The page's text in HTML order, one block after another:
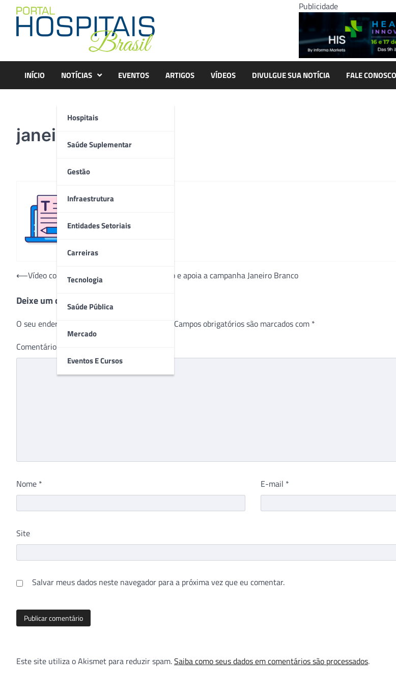
content
Publicidade
INÍCIO NOTÍCIAS
Hospitais
Saúde Suplementar
Gestão
Infraestrutura
Entidades Setoriais
Carreiras
Tecnologia
Saúde Pública
Mercado
Eventos E Cursos
EVENTOS ARTIGOS VÍDEOS DIVULGUE SUA NOTÍCIA FALE CONOSCO
janeiro
Navegação
Post
⟵Vídeo com ator Henri Castelli lança desafio e apoia a campanha Janeiro Branco
Deixe um comentário
O seu endereço de e-mail não será publicado. Campos obrigatórios são marcados com *
Comentário
Nome * E-mail *
Site
Salvar meus dados neste navegador para a próxima vez que eu comentar.
Este site utiliza o Akismet para reduzir spam.Saiba como seus dados em comentários são processados.